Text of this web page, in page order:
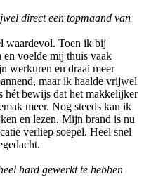
direct een topmaand van
waardevol. Toen ik bij
voelde mij thuis vaak
werkuren en draai meer
maar ik haalde vrijwel
hét bewijs dat het makkelijker
meer. Nog steeds kan ik
en lezen. Mijn brand is nu
verliep soepel. Heel snel
hard gewerkt te hebben